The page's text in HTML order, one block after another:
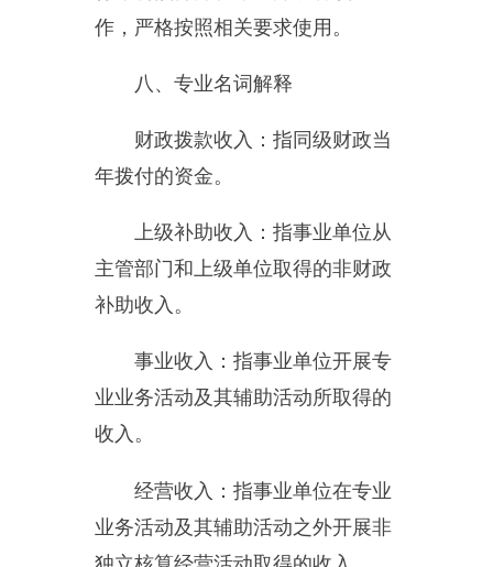
支出的情况下，使用以前年度积累
相抵后按国家规定提取、用于弥补
年度收支缺口的资金。
支出预算因客观条件变化未执行完
毕、结转到本年度按有关规定继续
使用的资金，既包括财政拨款结转
入、其他收入的结转和结余。
结余分配：反映单位当年结余
的分配情况。
年末结转和结余：指本年度或
以前年度预算安排、因客观条件发
生变化无法按原计划实施，需要延